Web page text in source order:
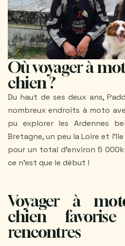
Où voyager à
chien ?
Du haut de ses deux ans,
nombreux endroits à moto
pu explorer les Ardennes
Bretagne, un peu la Loire et
pour un total d’environ 5
ce n'est que le début !
Voyager à
chien
rencontres